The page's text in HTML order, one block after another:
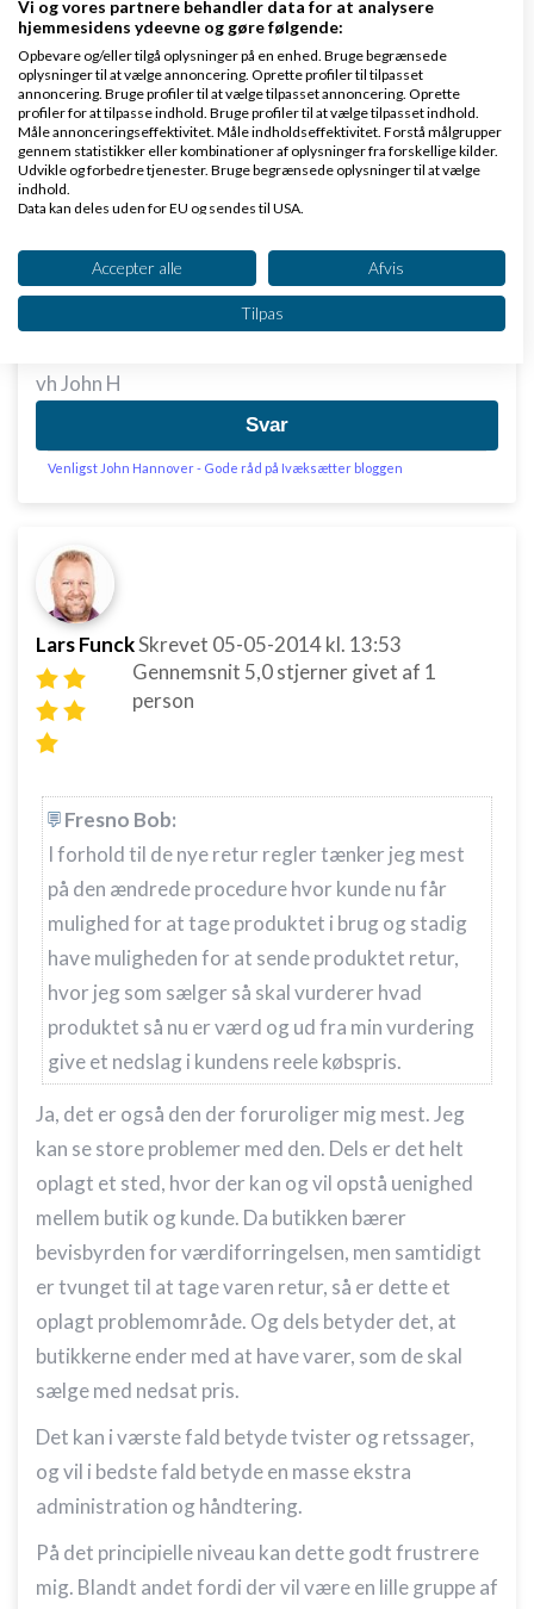
større modeshop som dog slet ikke ligger der oppe,
talte lige med dem, og de taler om lidt under 10%
Ja reglen om at det må tages i brug er vel ikke en vi
helt kender konsekvensen af, men shoppen har jo ret
til at tage afslag i forhold og mon ikke det finder et
naturligt niveau - jeg tror det er nogle få (fjolser)
som allerede nu tager tøj hjem for at bruge det til en
fest f.eks. - og returnerer - men jeg er med på der
ligger et problem for nethandlen, som butikkerne
vh John H
Svar
Venligst John Hannover - Gode råd på Ivæksætter bloggen
Lars FunckSkrevet 05-05-2014kl. 13:53
Gennemsnit 5,0stjerner givet af 1
person
Fresno Bob:
I forhold til de nye retur regler tænker jeg mest
på den ændrede procedure hvor kunde nu får
mulighed for at tage produktet i brug og stadig
have muligheden for at sende produktet retur,
hvor jeg som sælger så skal vurderer hvad
produktet så nu er værd og ud fra min vurdering
give et nedslag i kundens reele købspris.
Ja, det er også den der foruroliger mig mest. Jeg
kan se store problemer med den. Dels er det helt
oplagt et sted, hvor der kan og vil opstå uenighed
mellem butik og kunde. Da butikken bærer
bevisbyrden for værdiforringelsen, men samtidigt
er tvunget til at tage varen retur, så er dette et
oplagt problemområde. Og dels betyder det, at
butikkerne ender med at have varer, som de skal
sælge med nedsat pris.
Det kan i værste fald betyde tvister og retssager,
og vil i bedste fald betyde en masse ekstra
administration og håndtering.
På det principielle niveau kan dette godt frustrere
mig. Blandt andet fordi der vil være en lille gruppe af
Vi og vores partnere behandler data for at analysere
hjemmesidens ydeevne og gøre følgende:
Opbevare og/eller tilgå oplysninger på en enhed. Bruge begrænsede
oplysninger til at vælge annoncering. Oprette profiler til tilpasset
annoncering. Bruge profiler til at vælge tilpasset annoncering. Oprette
profiler for at tilpasse indhold. Bruge profiler til at vælge tilpasset indhold.
Måle annonceringseffektivitet. Måle indholdseffektivitet. Forstå målgrupper
gennem statistikker eller kombinationer af oplysninger fra forskellige kilder.
Udvikle og forbedre tjenester. Bruge begrænsede oplysninger til at vælge
indhold.
Data kan deles uden for EU og sendes til USA.
Se partnerliste (2 IAB-leverandører)
Vi bruger dine data til følgende formål:
IAB's behandlingsformål:
enhed
Bruge begrænsede oplysninger til at vælge
annoncering
Bruge profiler til at vælge tilpasset
annoncering
Oprette profiler for at tilpasse indhold
Bruge profiler til at vælge tilpasset indhold
Måle annonceringseffektivitet
Forstå målgrupper gennem statistikker eller
kombinationer af oplysninger fra forskellige
kilder
Udvikle og forbedre tjenester
Bruge begrænsede oplysninger til at vælge
indhold
IAB Special Features:
Bruge præcise geografiske
placeringsoplysninger
Identificere enheder baseret på aktivt
anmodede oplysninger
Ikke-IAB-behandlingsformål:
Nødvendig
Ydeevne
Funktionel
Annoncering / marketing
Accepter alle Afvis
Tilpas